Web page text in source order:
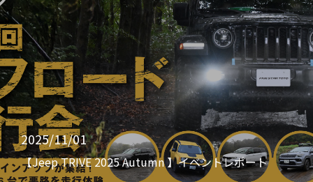
2025/11/01
【Jeep TRIVE 2025 Autumn 】イベントレポート